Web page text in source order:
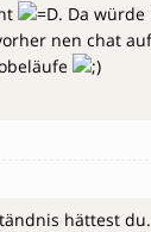
. Da
nen chat
hättest